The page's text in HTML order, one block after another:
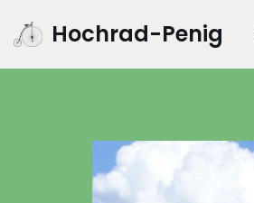
Zum
Inhalt
Hochrad-Penig